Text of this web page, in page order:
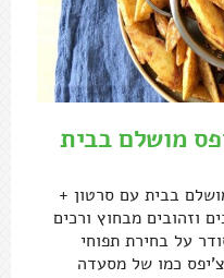
מושלם בבית
בבית עם סרטון +
וזהובים מבחוץ ורכים
על בחירת תפוחי
כמו של מסעדה